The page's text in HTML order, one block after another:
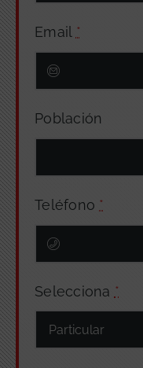
Email *
Población
Teléfono *
Selecciona *